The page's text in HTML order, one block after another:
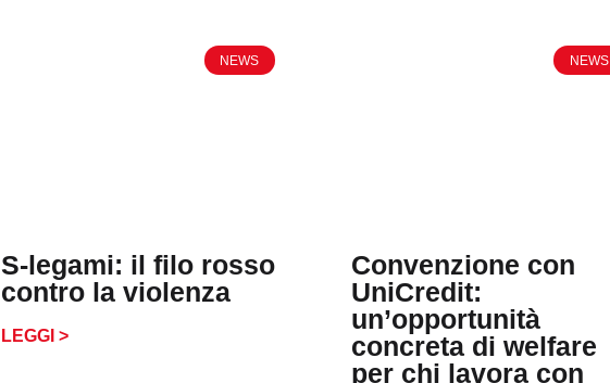
NEWS
S-legami: il filo rosso
contro la violenza
LEGGI >
NEWS
Convenzione con
UniCredit:
un’opportunità
concreta di welfare
per chi lavora con